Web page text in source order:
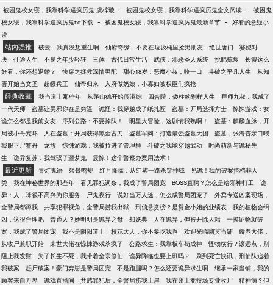
被困鬼校女寝，我靠科学逼疯厉鬼 虞梓璇 - 被困鬼校女寝，我靠科学逼疯厉鬼全文阅读 - 被困鬼
校女寝，我靠科学逼疯厉鬼txt下载 - 被困鬼校女寝，我靠科学逼疯厉鬼最新章节 - 好看的悬疑小
说
站内强推 破云 我真没想重生啊 仙府奇缘 不要在垃圾桶里捡男朋友 绝世唐门
婆媳对
决
仕途人生 不良之年少轻狂 三体 古代日常生活 武侠：邪恶圣人系统 挑肥拣瘦
长得这么
好看，你还想退婚？
快穿之拯救深情男配 甜心18岁：恶魔小叔，咬一口 斗破之平凡人生
从知
否开始当文圣
超级兵王 仙帝归来 入府做奶娘，小寡妇被权臣们疯抢
经典收藏 我当道士那些年 从茅山德开始闯港综 四合院：傻柱的别样人生
拜师九叔：我成了
一代天师
盗墓让吴邪你在是穷逼 诡怪：我穿越成了纸扎匠 盗墓：开局选择方士
惊悚游戏：女
诡怎么都是我前女友
序列公路：不要掉队！ 明星大冒险，这剧情我熟啊！
盗墓：麒麟血脉，开
局被小哥宠坏
人在盗墓：开局获得黑金古刀 盗墓军阀：打造最强盗墓天团
盗墓，张海杏亲口喂
我服下尸鳖丹
龙族 惊悚游戏：我被拉进了管理群 斗破之我能穿越武动
时尚萌新与诡秘先
生
诡异复苏：我驾驭了噩梦鬼 震惊！这个警察办案用法术！
最近更新 青灯鬼语 殓骨鸣规 红月降临：从红雾一路杀穿神域
见诡！我的破案搭档非人
类
我在神秘世界的那些年 看见罪犯词条，我成了警局团宠 BOSS直聘？怎么是给邪神打工
诡
异：人，咪很不高兴为你服务
尸鬼夜行 说好当万人迷，怎么成警局团宠了
外卖专送凶案现场，
全警局都蹲我
共享犯罪视角，全警局捞我出狱 刑侦悬赏榜？是赏金小姐的业绩表
我的植物会缉
凶，这很合理吧
普通人？她明明是诡异之母 却妖典 人在诡异，但被开除人籍
一摸证物就破
案，我成了警局团宠
我不是阴阳道士 校花大人，你不要吃我啊 欢迎光临幽冥当铺
娇养大佬，
从收尸兼职开始
末世大佬在惊悚游戏杀疯了 公路求生：我靠板车苟成神
怪物横行？滚远点，别
阻止我发财
为了长生不死，我带着全宗修仙 诡异降临也要上班吗？
刷到死亡快讯，刑侦队追着
我破案
赶尸破案！豪门弃崽是警局团宠 不是跑腿吗？怎么还要诡异求生啊
继承一家当铺，我的
顾客来自万界
诡戏直播间 共感罪犯后，全警局捞我上岸 我在废土竞技场专业收尸
精神病？但